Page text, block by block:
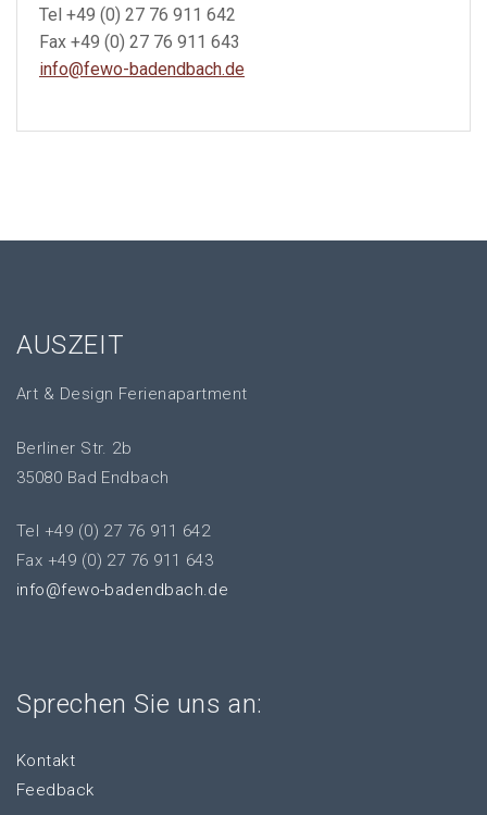
Tel +49 (0) 27 76 911 642
Fax +49 (0) 27 76 911 643
info@fewo-badendbach.de
AUSZEIT
Art & Design Ferienapartment
Berliner Str. 2b
35080 Bad Endbach
Tel +49 (0) 27 76 911 642
Fax +49 (0) 27 76 911 643
info@fewo-badendbach.de
Sprechen Sie uns an:
Kontakt
Feedback